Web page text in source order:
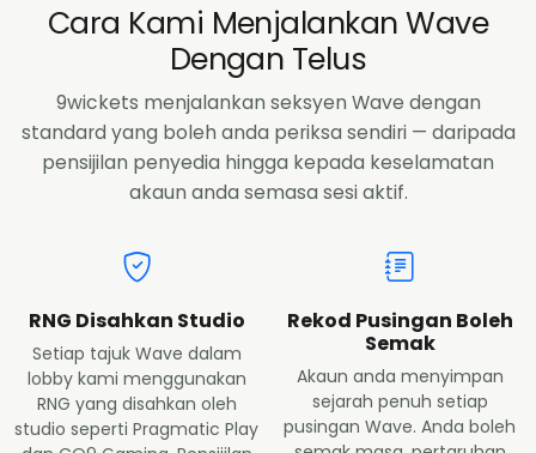
Cara Kami Menjalankan Wave
Dengan Telus
9wickets menjalankan seksyen Wave dengan
standard yang boleh anda periksa sendiri — daripada
pensijilan penyedia hingga kepada keselamatan
akaun anda semasa sesi aktif.
RNG Disahkan Studio
Setiap tajuk Wave dalam
lobby kami menggunakan
RNG yang disahkan oleh
studio seperti Pragmatic Play
Rekod Pusingan Boleh
Semak
Akaun anda menyimpan
sejarah penuh setiap
pusingan Wave. Anda boleh